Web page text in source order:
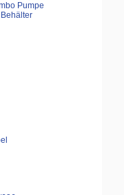
Pumpe